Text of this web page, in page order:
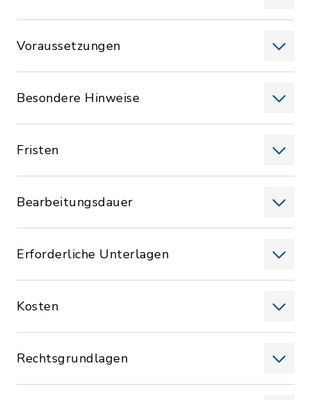
Voraussetzungen
Besondere Hinweise
Fristen
Bearbeitungsdauer
Erforderliche Unterlagen
Kosten
Rechtsgrundlagen